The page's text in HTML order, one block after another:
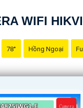
WIFI
78° Hồng Ngoại